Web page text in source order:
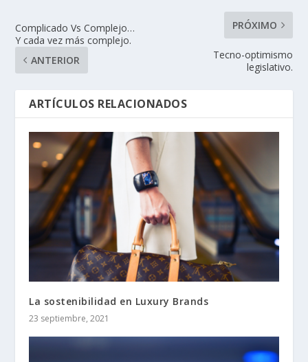
Complicado Vs Complejo…
Y cada vez más complejo.
ANTERIOR
PRÓXIMO
Tecno-optimismo
legislativo.
ARTÍCULOS RELACIONADOS
La sostenibilidad en Luxury Brands
23 septiembre, 2021